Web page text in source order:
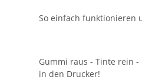
So einfach funktionieren
Gummi raus - Tinte rein
in den Drucker!